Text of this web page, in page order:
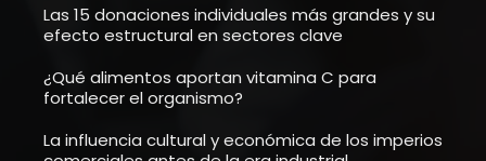
Las 15 donaciones individuales más grandes y su
efecto estructural en sectores clave
¿Qué alimentos aportan vitamina C para
fortalecer el organismo?
La influencia cultural y económica de los imperios